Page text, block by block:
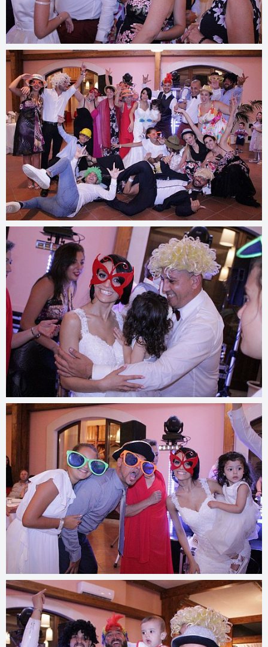
© 2022www.djmfoto.it/2019